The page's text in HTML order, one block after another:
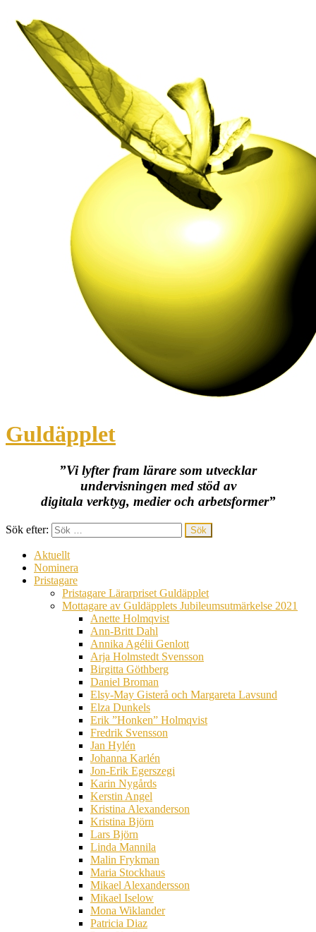
Guldäpplet
”Vi lyfter fram lärare som utvecklar
undervisningen med stöd av
digitala verktyg, medier och arbetsformer”
Sök efter:
Aktuellt
Nominera
Pristagare
Pristagare Lärarpriset Guldäpplet
Mottagare av Guldäpplets Jubileumsutmärkelse 2021
Anette Holmqvist
Ann-Britt Dahl
Annika Agélii Genlott
Arja Holmstedt Svensson
Birgitta Göthberg
Daniel Broman
Elsy-May Gisterå och Margareta Lavsund
Elza Dunkels
Erik ”Honken” Holmqvist
Fredrik Svensson
Jan Hylén
Johanna Karlén
Jon-Erik Egerszegi
Karin Nygårds
Kerstin Angel
Kristina Alexanderson
Kristina Björn
Lars Björn
Linda Mannila
Malin Frykman
Maria Stockhaus
Mikael Alexandersson
Mikael Iselow
Mona Wiklander
Patricia Diaz